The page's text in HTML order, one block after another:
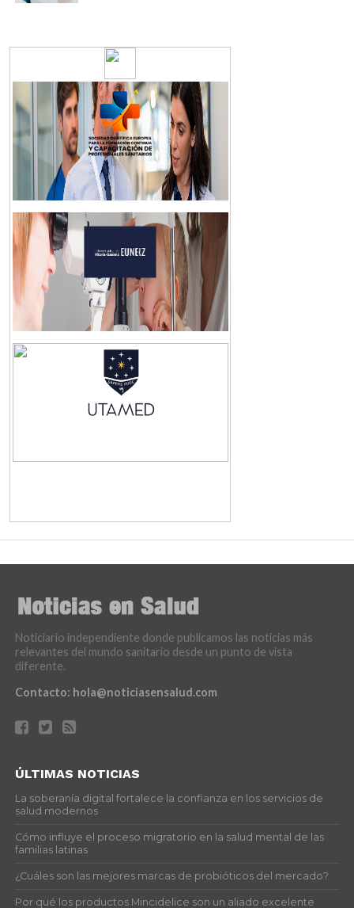
Noticiario independiente donde publicamos las noticias más
relevantes del mundo sanitario desde un punto de vista
diferente.
Contacto: hola@noticiasensalud.com
ÚLTIMAS NOTICIAS
La soberanía digital fortalece la confianza en los servicios de
salud modernos
Cómo influye el proceso migratorio en la salud mental de las
familias latinas
¿Cuáles son las mejores marcas de probióticos del mercado?
Por qué los productos Mincidelice son un aliado excelente